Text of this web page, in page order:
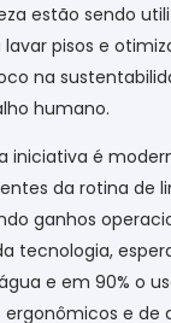
estão sendo
lavar pisos e
na
humano.
iniciativa é
da rotina de
ganhos
tecnologia,
e em 90% o
ergonômicos e de